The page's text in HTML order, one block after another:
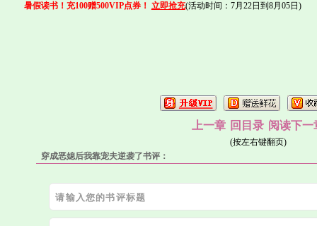
暑假读书！充100赠500VIP点券！ 立即抢充(活动时间：7月22日到8月05日)
上一章 回目录 阅读下一
(按左右键翻页)
穿成恶媳后我靠宠夫逆袭了书评：